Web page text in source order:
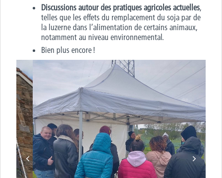
Discussions autour des pratiques agricoles actuelles,
telles que les effets du remplacement du soja par de
la luzerne dans l’alimentation de certains animaux,
notamment au niveau environnemental .
Bien plus encore !